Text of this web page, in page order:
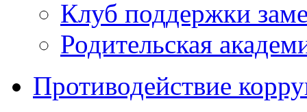
Клуб поддержки
Родительская
Противодействие